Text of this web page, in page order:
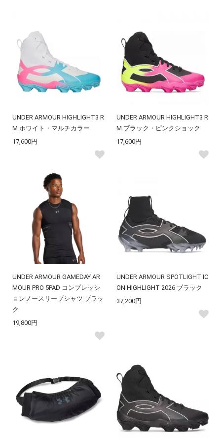
UNDER ARMOUR HIGHLIGHT3 R
M ホワイト・マルチカラー
17,600円
UNDER ARMOUR HIGHLIGHT3 R
M ブラック・ピンクショック
17,600円
UNDER ARMOUR GAMEDAY AR
MOUR PRO 5PAD コンプレッシ
ョンノースリーブシャツ ブラッ
ク
19,800円
UNDER ARMOUR SPOTLIGHT IC
ON HIGHLIGHT 2026 ブラック
37,200円